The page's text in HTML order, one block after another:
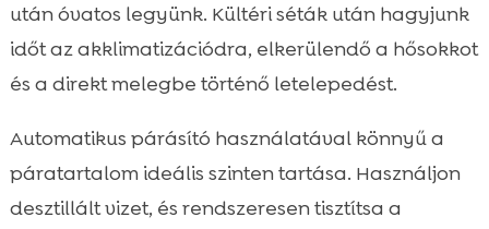
után óvatos legyünk. Kültéri séták után hagyjunk
időt az akklimatizációdra, elkerülendő a hősokkot
és a direkt melegbe történő letelepedést.
Automatikus párásító használatával könnyű a
páratartalom ideális szinten tartása. Használjon
desztillált vizet, és rendszeresen tisztítsa a